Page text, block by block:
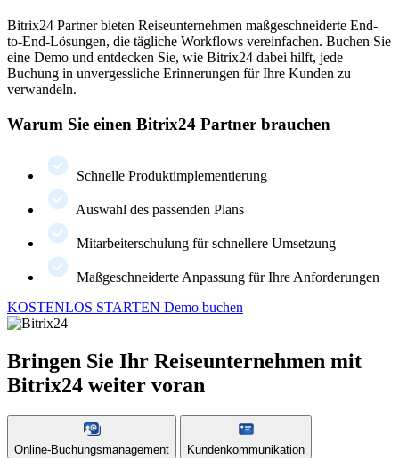
Bitrix24 Partner bieten Reiseunternehmen maßgeschneiderte End-
to-End-Lösungen, die tägliche Workflows vereinfachen. Buchen Sie
eine Demo und entdecken Sie, wie Bitrix24 dabei hilft, jede
Buchung in unvergessliche Erinnerungen für Ihre Kunden zu
verwandeln.
Warum Sie einen Bitrix24 Partner brauchen
Schnelle Produktimplementierung
Auswahl des passenden Plans
Mitarbeiterschulung für schnellere Umsetzung
Maßgeschneiderte Anpassung für Ihre Anforderungen
KOSTENLOS STARTEN Demo buchen
Bringen Sie Ihr Reiseunternehmen mit
Bitrix24 weiter voran
Online-Buchungsmanagement Kundenkommunikation